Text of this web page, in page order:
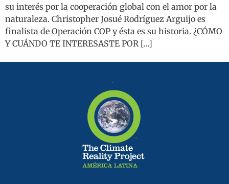
su interés por la cooperación global con el amor por la
naturaleza. Christopher Josué Rodríguez Arguijo es
finalista de Operación COP y ésta es su historia. ¿CÓMO
Y CUÁNDO TE INTERESASTE POR […]